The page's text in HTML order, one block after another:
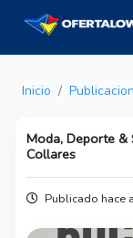
Inicio
Moda, Deporte &
Collares
Publicado hace